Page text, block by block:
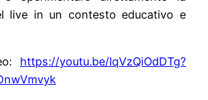
live in un contesto educativo e
https://youtu.be/IqVzQiOdDTg?